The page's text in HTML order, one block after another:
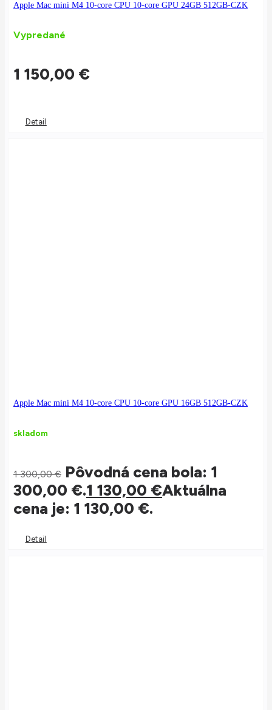
Apple Mac mini M4 10-core CPU 10-core GPU 24GB 512GB-CZK
Vypredané
1 150,00 €
Detail
Apple Mac mini M4 10-core CPU 10-core GPU 16GB 512GB-CZK
skladom
1 300,00€ Pôvodná cena bola: 1
300,00 €.1 130,00 €Aktuálna
cena je: 1 130,00 €.
Detail